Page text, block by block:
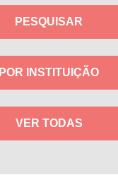
POR INSTITUIÇÃO
VER TODAS